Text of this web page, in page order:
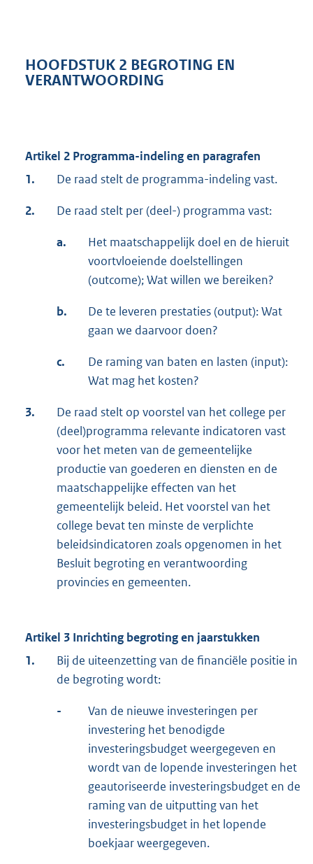
HOOFDSTUK 2 BEGROTING EN
VERANTWOORDING
Artikel 2 Programma-indeling en paragrafen
1.
De raad stelt de programma-indeling vast.
2. De raad stelt per (deel-) programma vast:
a.
Het maatschappelijk doel en de hieruit
voortvloeiende doelstellingen
(outcome); Wat willen we bereiken?
b.
De te leveren prestaties (output): Wat
gaan we daarvoor doen?
c.
De raming van baten en lasten (input):
Wat mag het kosten?
3.
De raad stelt op voorstel van het college per
(deel)programma relevante indicatoren vast
voor het meten van de gemeentelijke
productie van goederen en diensten en de
maatschappelijke effecten van het
gemeentelijk beleid. Het voorstel van het
college bevat ten minste de verplichte
beleidsindicatoren zoals opgenomen in het
Besluit begroting en verantwoording
provincies en gemeenten.
Artikel 3 Inrichting begroting en jaarstukken
1.
Bij de uiteenzetting van de financiële positie in
de begroting wordt:
-
Van de nieuwe investeringen per
investering het benodigde
investeringsbudget weergegeven en
wordt van de lopende investeringen het
geautoriseerde investeringsbudget en de
raming van de uitputting van het
investeringsbudget in het lopende
boekjaar weergegeven.